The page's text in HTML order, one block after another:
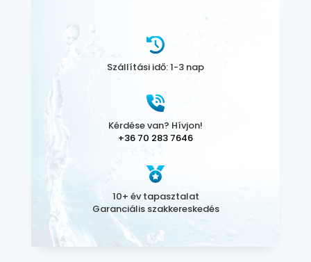
Szállítási idő: 1-3 nap
Kérdése van? Hívjon!
+36 70 283 7646
10+ év tapasztalat
Garanciális szakkereskedés